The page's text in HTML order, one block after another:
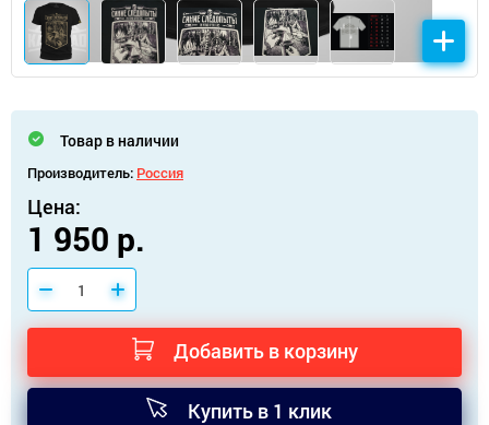
Товар в наличии
Производитель: Россия
Цена:
1 950 р.
Добавить в корзину
Купить в 1 клик